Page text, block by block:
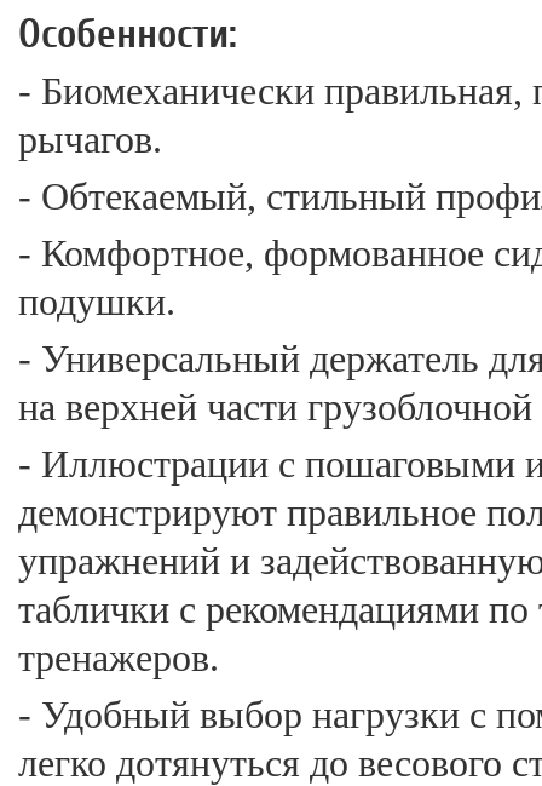
Особенности:
- Биомеханически правильная,
рычагов.
- Обтекаемый, стильный
- Комфортное, формованное
подушки.
- Универсальный держатель
на верхней части
- Иллюстрации с пошаговыми
демонстрируют правильное
упражнений и
таблички с рекомендациями
тренажеров.
- Удобный выбор нагрузки с
легко дотянуться до весового